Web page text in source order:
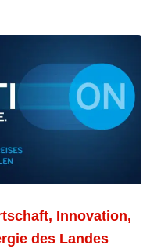
Innovation,
des Landes